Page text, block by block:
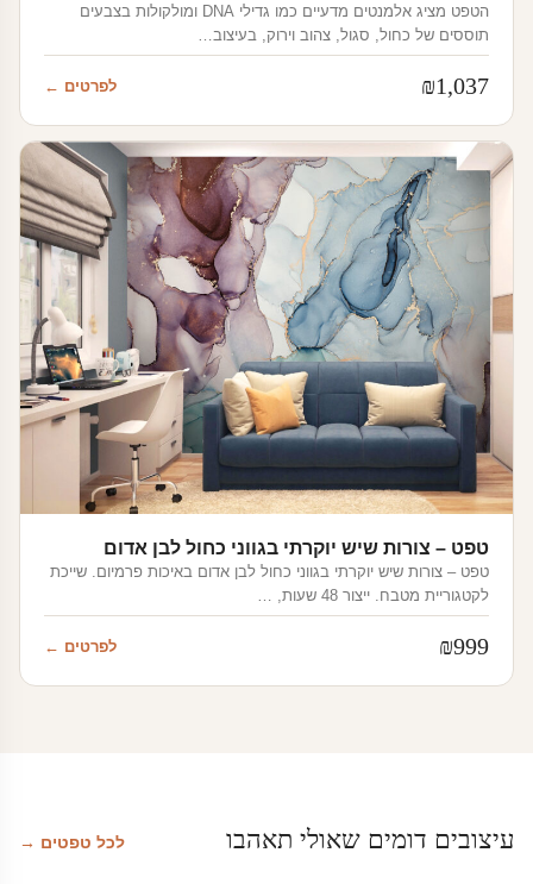
הטפט מציג אלמנטים מדעיים כמו גדילי DNA ומולקולות בצבעים
תוססים של כחול, סגול, צהוב וירוק, בעיצוב…
₪1,037 לפרטים ←
טפט – צורות שיש יוקרתי בגווני כחול לבן אדום
טפט – צורות שיש יוקרתי בגווני כחול לבן אדום באיכות פרמיום. שייכת
לקטגוריית מטבח. ייצור 48 שעות, …
₪999 לפרטים ←
עיצובים דומים שאולי תאהבו לכל טפטים →